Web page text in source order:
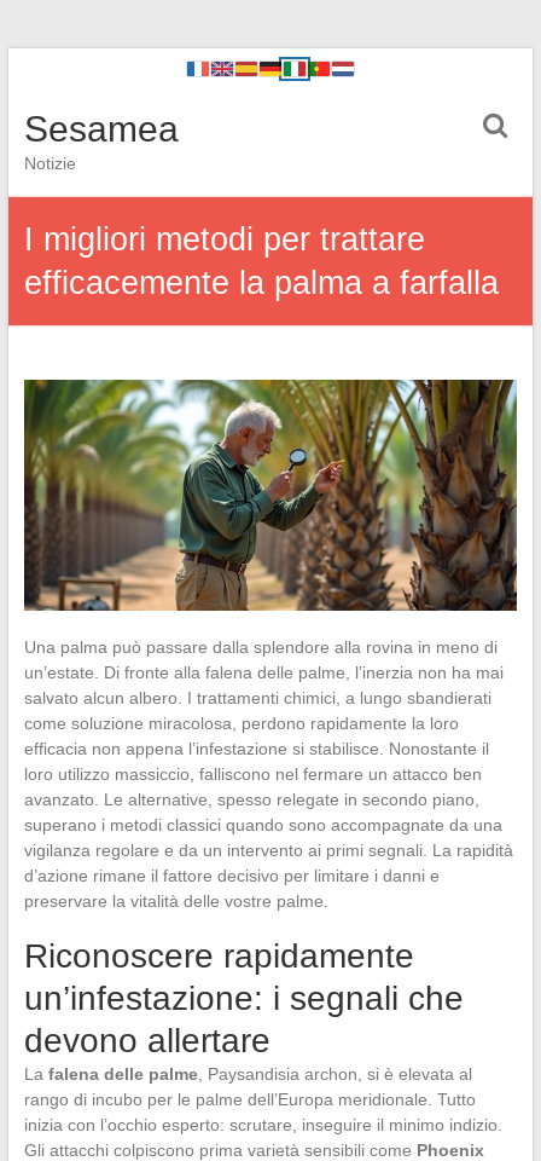
Sesamea
Notizie
I migliori metodi per trattare
efficacemente la palma a farfalla
Una palma può passare dalla splendore alla rovina in meno di
un’estate. Di fronte alla falena delle palme, l’inerzia non ha mai
salvato alcun albero. I trattamenti chimici, a lungo sbandierati
come soluzione miracolosa, perdono rapidamente la loro
efficacia non appena l’infestazione si stabilisce. Nonostante il
loro utilizzo massiccio, falliscono nel fermare un attacco ben
avanzato. Le alternative, spesso relegate in secondo piano,
superano i metodi classici quando sono accompagnate da una
vigilanza regolare e da un intervento ai primi segnali. La rapidità
d’azione rimane il fattore decisivo per limitare i danni e
preservare la vitalità delle vostre palme.
Riconoscere rapidamente
un’infestazione: i segnali che
devono allertare
La falena delle palme, Paysandisia archon, si è elevata al
rango di incubo per le palme dell’Europa meridionale. Tutto
inizia con l’occhio esperto: scrutare, inseguire il minimo indizio.
Gli attacchi colpiscono prima varietà sensibili come Phoenix